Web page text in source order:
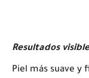
Resultados
Piel más suave y